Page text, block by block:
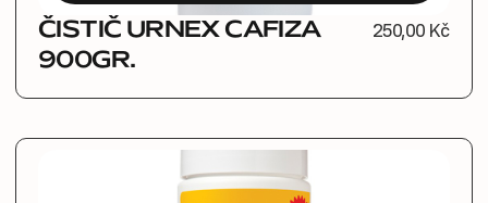
ČISTIČ URNEX CAFIZA
900GR.
250,00 Kč